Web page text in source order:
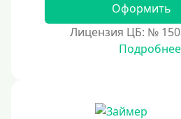
По водительскому
Оформить
Лицензия ЦБ: №
Подробнее